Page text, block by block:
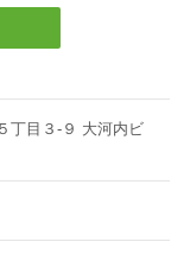
分の未来を切り拓
しょう。
ちらをクリック
丁目３-９ 大河内ビ